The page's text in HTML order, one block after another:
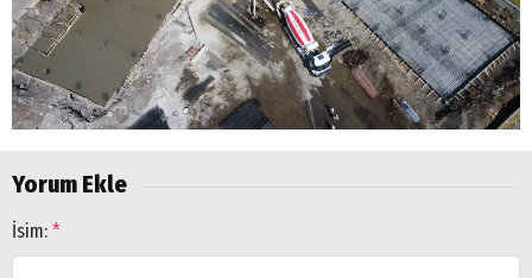
Yorum Ekle
İsim: *
Arama
Popüler
Ağrı
Doğubayazıt